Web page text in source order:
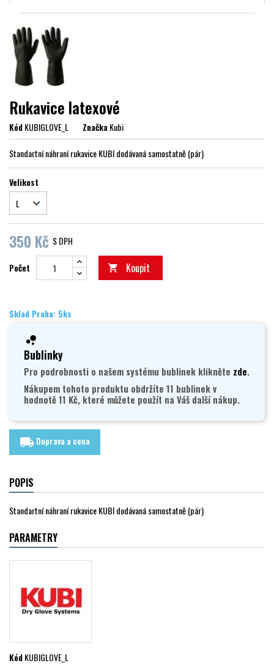
Rukavice latexové
KódKUBIGLOVE_L ZnačkaKubi
Standartní náhraní rukavice KUBI dodávaná samostatně (pár)
Velikost
350 Kč S DPH
Počet  Koupit
Sklad Praha: 5ks
Bublinky
Pro podrobnosti o našem systému bublinek klikněte zde.
Nákupem tohoto produktu obdržíte 11 bublinek v
hodnotě 11 Kč, které můžete použít na Váš další nákup.
local_shipping Doprava a cena
POPIS
Standartní náhraní rukavice KUBI dodávaná samostatně (pár)
PARAMETRY
KódKUBIGLOVE_L